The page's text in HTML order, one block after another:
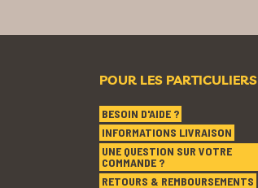
POUR LES PARTICULIERS
BESOIN D'AIDE ?
INFORMATIONS LIVRAISON
UNE QUESTION SUR VOTRE
COMMANDE ?
RETOURS & REMBOURSEMENTS